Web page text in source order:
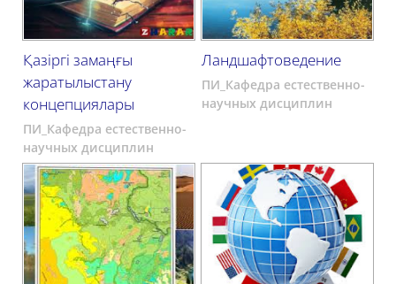
Қазіргі замаңғы
жаратылыстану
концепциялары
ПИ_Кафедра естественно-
научных дисциплин
Ландшафтоведение
ПИ_Кафедра естественно-
научных дисциплин